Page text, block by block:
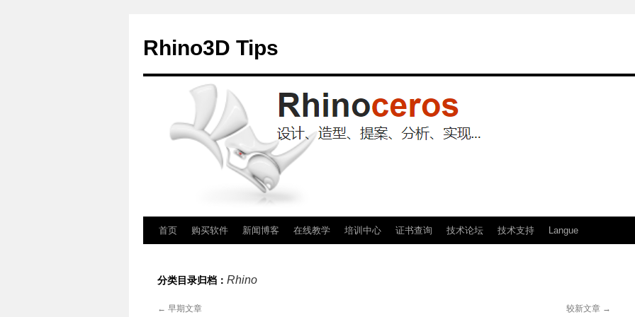
Rhino3D Tips
正
首页 购买软件 新闻博客 在线教学 培训中心 证书查询 技术论坛 技术支持 Langue
分类目录归档： Rhino
← 早期文章 较新文章 →